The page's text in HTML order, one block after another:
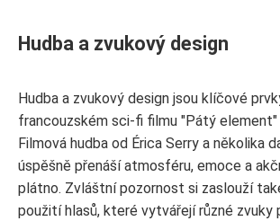
Hudba a zvukový design
Hudba a zvukový design jsou klíčové
francouzském sci-fi filmu "Pátý element"
Filmová hudba od Érica Serry a několika
úspěšně přenáší atmosféru, emoce a
plátno. Zvláštní pozornost si zaslouží
použití hlasů, které vytvářejí různé zvuky